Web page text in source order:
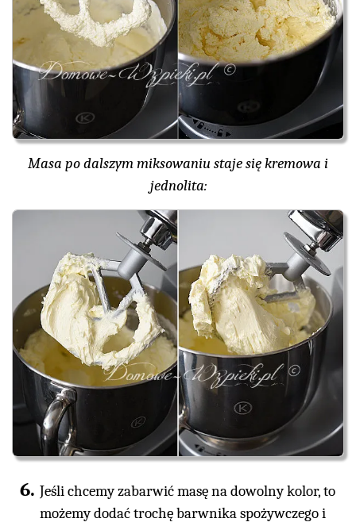
Masa po dalszym miksowaniu staje się kremowa i
jednolita:
Jeśli chcemy zabarwić masę na dowolny kolor, to
możemy dodać trochę barwnika spożywczego i